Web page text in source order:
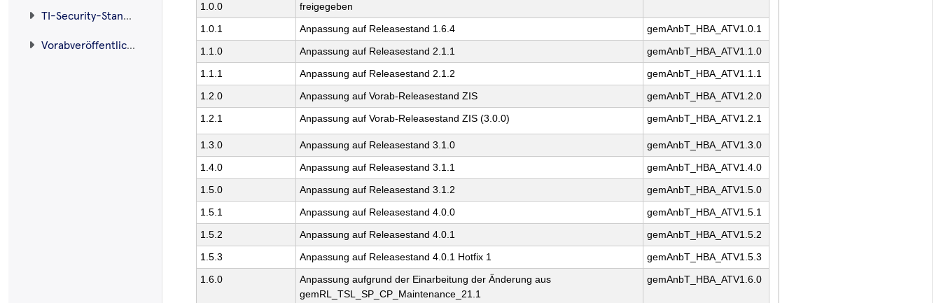
TI-Security-Standard
Vorabveröffentlichungen
1.0.0
freigegeben
1.0.1
Anpassung auf Releasestand 1.6.4
gemAnbT_HBA_ATV1.0.1
1.1.0
Anpassung auf Releasestand 2.1.1
gemAnbT_HBA_ATV1.1.0
1.1.1
Anpassung auf Releasestand 2.1.2
gemAnbT_HBA_ATV1.1.1
1.2.0
Anpassung auf Vorab-Releasestand ZIS
gemAnbT_HBA_ATV1.2.0
1.2.1
Anpassung auf Vorab-Releasestand ZIS (3.0.0) gemAnbT_HBA_ATV1.2.1
1.3.0 Anpassung auf Releasestand 3.1.0
gemAnbT_HBA_ATV1.3.0
1.4.0
Anpassung auf Releasestand 3.1.1
gemAnbT_HBA_ATV1.4.0
1.5.0
Anpassung auf Releasestand 3.1.2
gemAnbT_HBA_ATV1.5.0
1.5.1
Anpassung auf Releasestand 4.0.0
gemAnbT_HBA_ATV1.5.1
1.5.2
Anpassung auf Releasestand 4.0.1
gemAnbT_HBA_ATV1.5.2
1.5.3
Anpassung auf Releasestand 4.0.1 Hotfix 1
gemAnbT_HBA_ATV1.5.3
1.6.0
Anpassung aufgrund der Einarbeitung der Änderung aus
gemRL_TSL_SP_CP_Maintenance_21.1
gemAnbT_HBA_ATV1.6.0